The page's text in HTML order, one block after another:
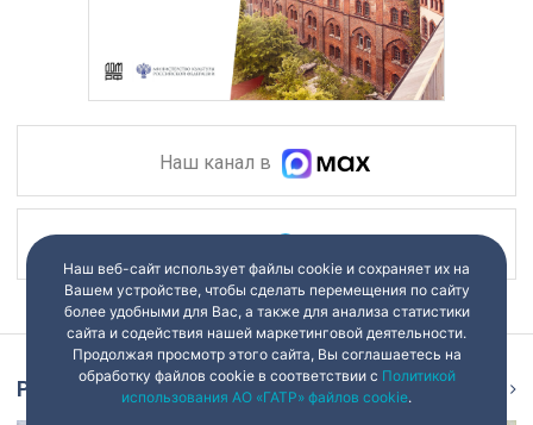
Наш канал в
Репортаж
Наш веб-сайт использует файлы cookie и сохраняет их на
Вашем устройстве, чтобы сделать перемещения по сайту
более удобными для Вас, а также для анализа статистики
сайта и содействия нашей маркетинговой деятельности.
Продолжая просмотр этого сайта, Вы соглашаетесь на
обработку файлов cookie в соответствии с Политикой
использования АО «ГАТР» файлов cookie.